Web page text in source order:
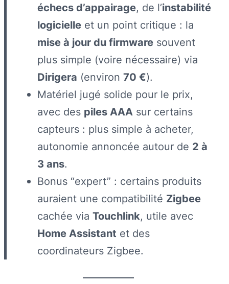
échecs d’appairage, de l’instabilité
logicielle et un point critique : la
mise à jour du firmware souvent
plus simple (voire nécessaire) via
Dirigera (environ70 €).
Matériel jugé solide pour le prix,
avec des piles AAA sur certains
capteurs : plus simple à acheter,
autonomie annoncée autour de 2 à
3 ans.
Bonus “expert” : certains produits
auraient une compatibilité Zigbee
cachée viaTouchlink, utile avec
Home Assistant et des
coordinateurs Zigbee.